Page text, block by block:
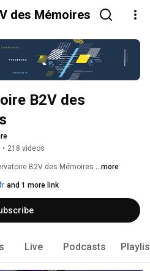
des Mémoires
B2V des
• 218 videos
B2V des Mémoires ...more
and 1 more link
Live Podcasts